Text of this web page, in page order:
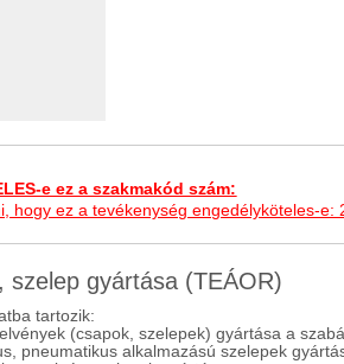
e ez a szakmakód szám:
hogy ez a tevékenység engedélyköteles-e:
szelep gyártása (TEÁOR)
tartozik:
(csapok, szelepek) gyártása a
pneumatikus alkalmazású szelepek